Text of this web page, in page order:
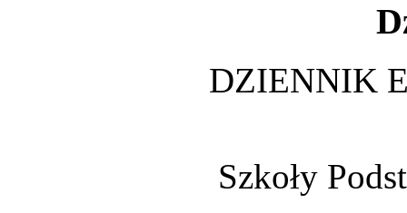
DZIENNIK
Szkoły